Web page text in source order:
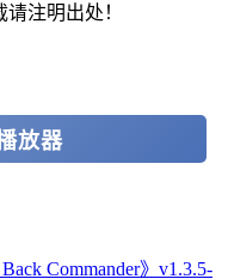
注明出处！
放器
Commander》v1.3.5-